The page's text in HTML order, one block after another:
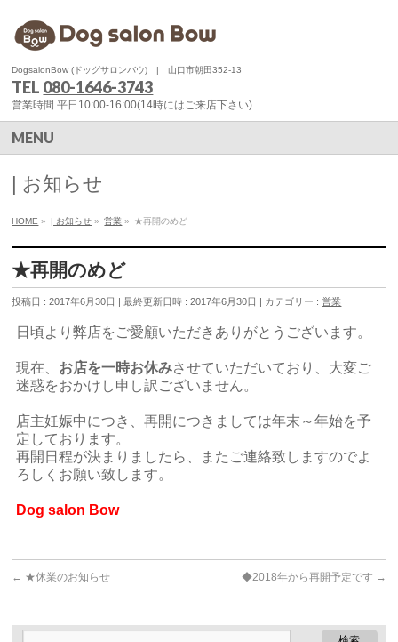
DogsalonBow (ドッグサロンバウ) | 山口市朝田352-13
TEL 080-1646-3743
営業時間 平日10:00-16:00(14時にはご来店下さい)
MENU
| お知らせ
HOME » | お知らせ » 営業 » ★再開のめど
★再開のめど
投稿日 : 2017年6月30日 最終更新日時 : 2017年6月30日 カテゴリー :営業
日頃より弊店をご愛顧いただきありがとうございます。
現在、 お店を一時お休みさせていただいており、 大変ご
迷惑をおかけし申し訳ございません。
店主妊娠中につき、再開につきましては年末～年始を予
定しております。
再開日程が決まりましたら、またご連絡致しますのでよ
ろしくお願い致します。
Dog salon Bow
← ★休業のお知らせ ◆2018年から再開予定です →